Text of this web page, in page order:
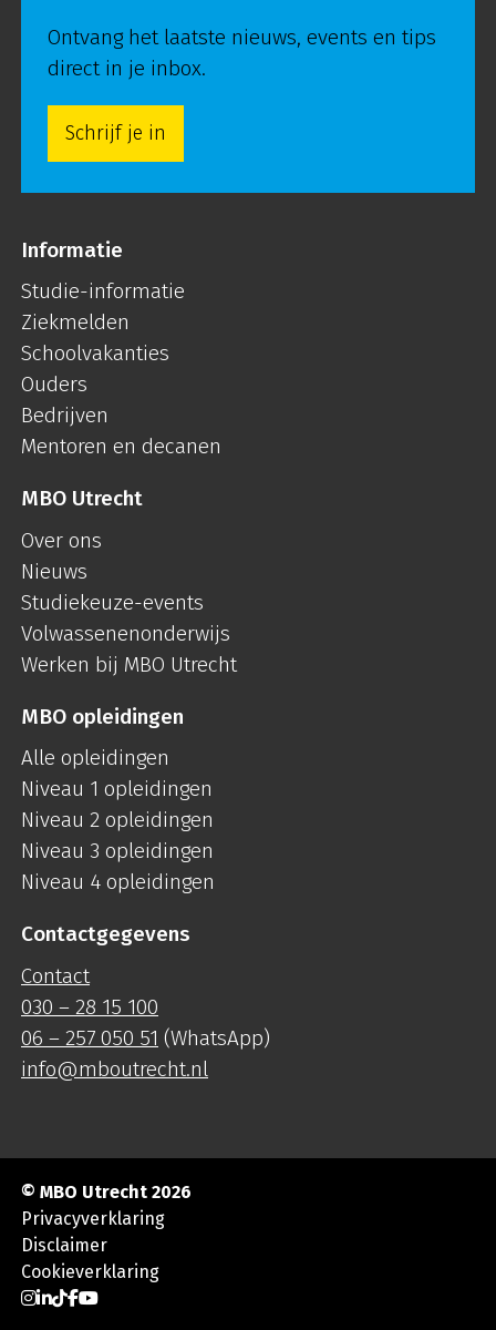
Ontvang het laatste nieuws, events en tips
direct in je inbox.
Schrijf je in
Informatie
Studie-informatie
Ziekmelden
Schoolvakanties
Ouders
Bedrijven
Mentoren en decanen
MBO Utrecht
Over ons
Nieuws
Studiekeuze-events
Volwassenenonderwijs
Werken bij MBO Utrecht
MBO opleidingen
Alle opleidingen
Niveau 1 opleidingen
Niveau 2 opleidingen
Niveau 3 opleidingen
Niveau 4 opleidingen
Contactgegevens
Contact
030 – 28 15 100
06 – 257 050 51 (WhatsApp)
info@mboutrecht.nl
© MBO Utrecht 2026
Privacyverklaring
Disclaimer
Cookieverklaring
Ga naar Instagram
Ga naar LinkedIn
Ga naar TikTok
Ga naar Facebook
Ga naar YouTube